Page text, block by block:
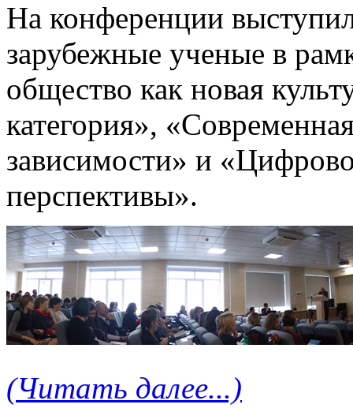
На конференции
зарубежные ученые в
общество как новая
категория»,
зависимости» и
перспективы».
(Читать далее...)